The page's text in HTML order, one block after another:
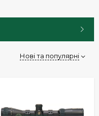
Нові та популярні